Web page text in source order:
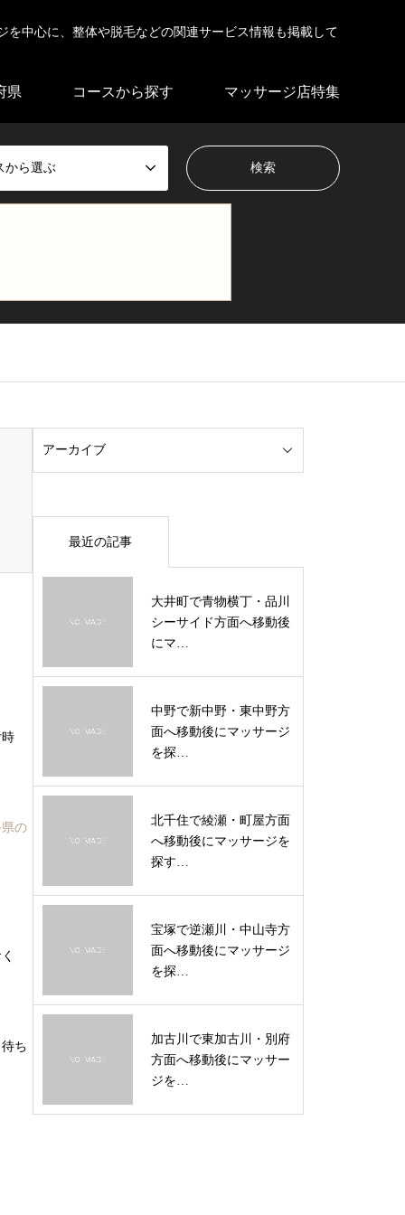
中心に、整体や脱毛などの関連サービス情報も掲載して
県 コースから探す マッサージ店特集
から選ぶ
の
ち
最近の記事
大井町で青物横丁・品川
シーサイド方面へ移動後
にマ…
中野で新中野・東中野方
面へ移動後にマッサージ
を探…
北千住で綾瀬・町屋方面
へ移動後にマッサージを
探す…
宝塚で逆瀬川・中山寺方
面へ移動後にマッサージ
を探…
加古川で東加古川・別府
方面へ移動後にマッサー
ジを…